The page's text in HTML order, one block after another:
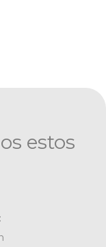
estos